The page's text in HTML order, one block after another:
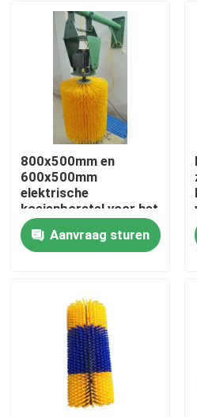
Over ons
Fabrieksreis
Kwaliteitscontrole
Contacteer ons
Industriële borstelstrook
industriële cilindrische
industriële rolborstel
800x500mm en
600x500mm
elektrische
koeienborstel voor het
reinigen en masseren
van dieren
Aanvraag sturen